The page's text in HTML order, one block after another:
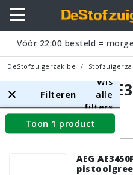
Vóór 22:00 besteld =
DeStofzuigerzak.be
AEG
Filteren
Wis
alle
filters
Toon 1 product
Slangen
AEG